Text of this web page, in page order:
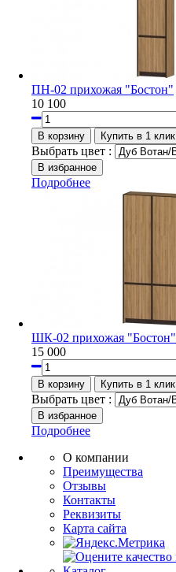
ПН-02 прихожая "Бостон"
10 100
Выбрать цвет :
Подробнее
ШК-02 прихожая "Бостон"
15 000
Выбрать цвет :
Подробнее
О компании
Преимущества
Отзывы
Контакты
Реквизиты
Карта сайта